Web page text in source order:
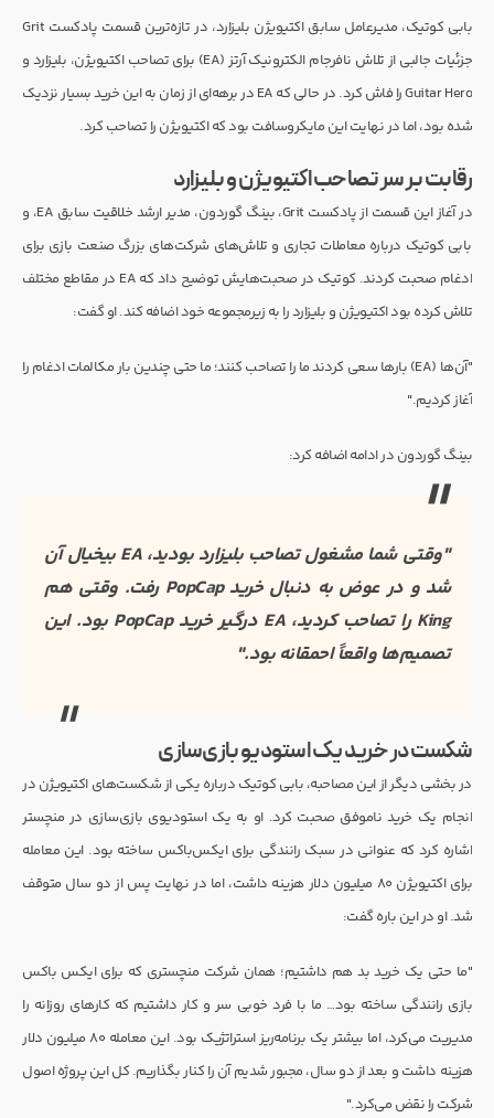
بابی کوتیک، مدیرعامل سابق اکتیویژن بلیزارد، در تازه‌ترین قسمت پادکست Grit
جزئیات جالبی از تلاش نافرجام الکترونیک آرتز (EA) برای تصاحب اکتیویژن، بلیزارد و
Guitar Hero را فاش کرد. در حالی که EA در برهه‌ای از زمان به این خرید بسیار نزدیک
شده بود، اما در نهایت این مایکروسافت بود که اکتیویژن را تصاحب کرد.
رقابت بر سر تصاحب اکتیویژن و بلیزارد
در آغاز این قسمت از پادکست Grit، بینگ گوردون، مدیر ارشد خلاقیت سابق EA، و
بابی کوتیک درباره معاملات تجاری و تلاش‌های شرکت‌های بزرگ صنعت بازی برای
ادغام صحبت کردند. کوتیک در صحبت‌هایش توضیح داد که EA در مقاطع مختلف
تلاش کرده بود اکتیویژن و بلیزارد را به زیرمجموعه خود اضافه کند. او گفت:
"آن‌ها (EA) بارها سعی کردند ما را تصاحب کنند؛ ما حتی چندین بار مکالمات ادغام را
آغاز کردیم."
بینگ گوردون در ادامه اضافه کرد:
"وقتی شما مشغول تصاحب بلیزارد بودید، EA بیخیال آن
شد و در عوض به دنبال خرید PopCap رفت. وقتی هم
King را تصاحب کردید، EA درگیر خرید PopCap بود. این
تصمیم‌ها واقعاً احمقانه بود."
شکست در خرید یک استودیو بازی‌سازی
در بخشی دیگر از این مصاحبه، بابی کوتیک درباره یکی از شکست‌های اکتیویژن در
انجام یک خرید ناموفق صحبت کرد. او به یک استودیوی بازی‌سازی در منچستر
اشاره کرد که عنوانی در سبک رانندگی برای ایکس‌باکس ساخته بود. این معامله
برای اکتیویژن ۸۰ میلیون دلار هزینه داشت، اما در نهایت پس از دو سال متوقف
شد. او در این باره گفت:
"ما حتی یک خرید بد هم داشتیم؛ همان شرکت منچستری که برای ایکس باکس
بازی رانندگی ساخته بود… ما با فرد خوبی سر و کار داشتیم که کارهای روزانه را
مدیریت می‌کرد، اما بیشتر یک برنامه‌ریز استراتژیک بود. این معامله ۸۰ میلیون دلار
هزینه داشت و بعد از دو سال، مجبور شدیم آن را کنار بگذاریم. کل این پروژه اصول
شرکت را نقض می‌کرد."